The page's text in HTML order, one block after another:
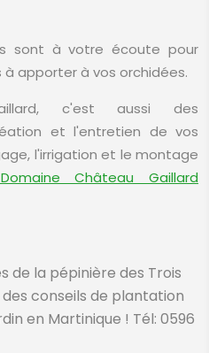
sont à votre écoute pour
à apporter à vos orchidées.
c'est aussi des
et l'entretien de vos
l'irrigation et le montage
Château Gaillard
de la pépinière des Trois
conseils de plantation
en Martinique ! Tél: 0596